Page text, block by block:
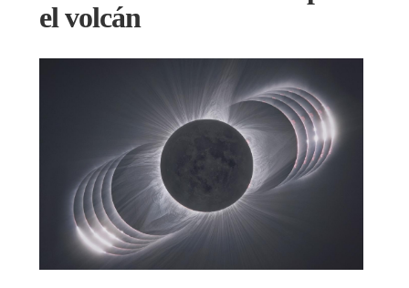
el volcán